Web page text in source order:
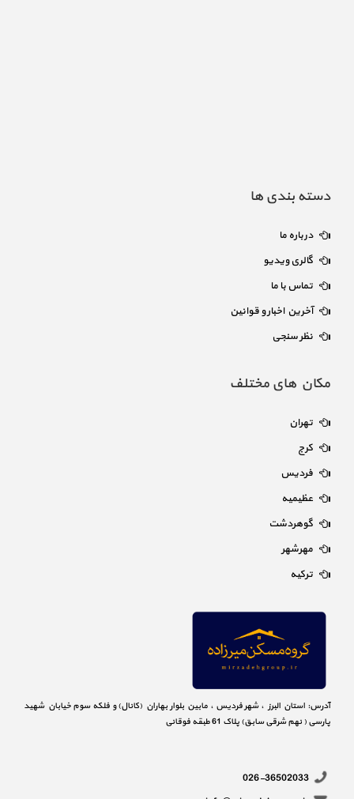
دسته بندی ها
درباره ما
گالری ویدیو
تماس با ما
آخرین اخبار و قوانین
نظر سنجی
مکان های مختلف
تهران
کرج
فردیس
عظیمیه
گوهردشت
مهرشهر
ترکیه
آدرس: استان البرز ، شهر فردیس ، مابین بلوار بهاران (کانال) و فلکه سوم خیابان شهید
پارسی ( نهم شرقی سابق) پلاک 61 طبقه فوقانی
026-36502033